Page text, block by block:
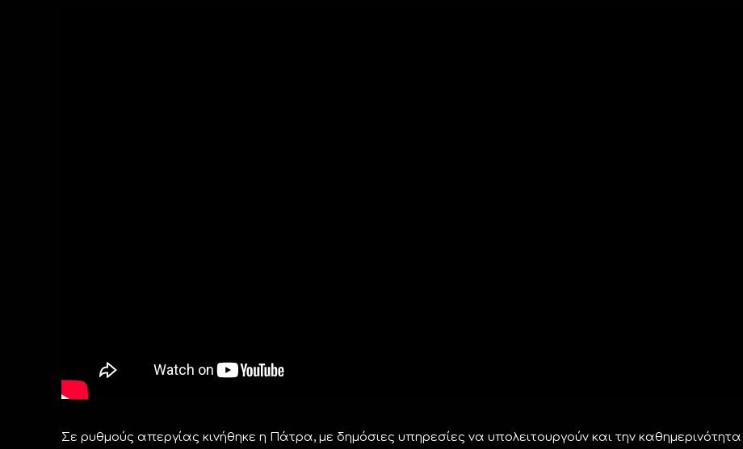
Σε ρυθμούς απεργίας κινήθηκε η Πάτρα, με δημόσιες υπηρεσίες να υπολειτουργούν και την καθημερινότητα